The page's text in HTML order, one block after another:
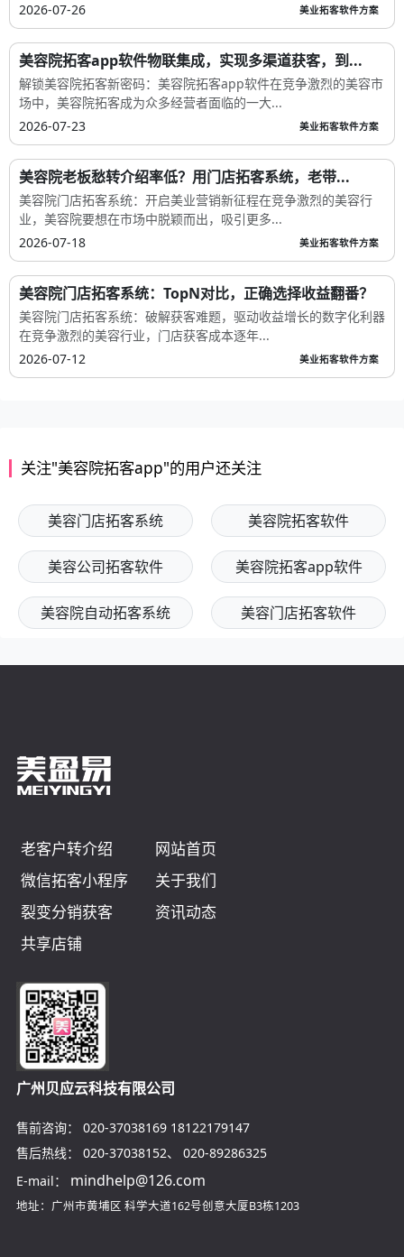
2026-07-26
美业拓客软件方案
美容院拓客app软件物联集成，实现多渠道获客，到...
解锁美容院拓客新密码：美容院拓客app软件在竞争激烈的美容市
场中，美容院拓客成为众多经营者面临的一大...
2026-07-23
美业拓客软件方案
美容院老板愁转介绍率低？用门店拓客系统，老带...
美容院门店拓客系统：开启美业营销新征程在竞争激烈的美容行
业，美容院要想在市场中脱颖而出，吸引更多...
2026-07-18
美业拓客软件方案
美容院门店拓客系统：TopN对比，正确选择收益翻番？
美容院门店拓客系统：破解获客难题，驱动收益增长的数字化利器
在竞争激烈的美容行业，门店获客成本逐年...
2026-07-12
美业拓客软件方案
关注"美容院拓客app"的用户还关注
美容门店拓客系统 美容院拓客软件
美容公司拓客软件 美容院拓客app软件
美容院自动拓客系统 美容门店拓客软件
老客户转介绍
网站首页
微信拓客小程序
关于我们
裂变分销获客
资讯动态
共享店铺
广州贝应云科技有限公司
售前咨询： 020-37038169 18122179147
售后热线：
020-37038152、 020-89286325
E-mail：
mindhelp@126.com
地址：广州市黄埔区 科学大道162号创意大厦B3栋1203